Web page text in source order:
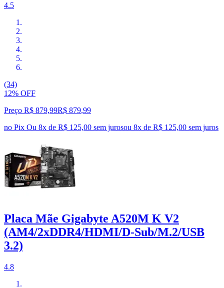
4.5
(34)
12% OFF
Preço R$ 879,99R$ 879,99
no Pix Ou 8x de R$ 125,00 sem jurosou 8x de R$ 125,00 sem juros
Placa Mãe Gigabyte A520M K V2
(AM4/2xDDR4/HDMI/D-Sub/M.2/USB
3.2)
4.8